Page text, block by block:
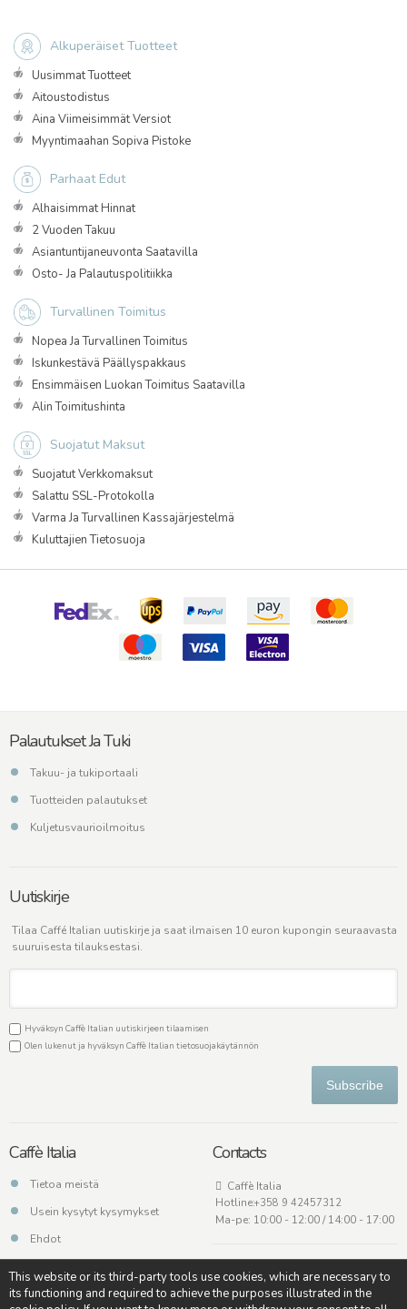
Alkuperäiset Tuotteet
Uusimmat Tuotteet
Aitoustodistus
Aina Viimeisimmät Versiot
Myyntimaahan Sopiva Pistoke
Parhaat Edut
Alhaisimmat Hinnat
2 Vuoden Takuu
Asiantuntijaneuvonta Saatavilla
Osto- Ja Palautuspolitiikka
Turvallinen Toimitus
Nopea Ja Turvallinen Toimitus
Iskunkestävä Päällyspakkaus
Ensimmäisen Luokan Toimitus Saatavilla
Alin Toimitushinta
Suojatut Maksut
Suojatut Verkkomaksut
Salattu SSL-Protokolla
Varma Ja Turvallinen Kassajärjestelmä
Kuluttajien Tietosuoja
Palautukset Ja Tuki
Takuu- ja tukiportaali
Tuotteiden palautukset
Kuljetusvaurioilmoitus
Uutiskirje
Tilaa Caffé Italian uutiskirje ja saat ilmaisen 10 euron kupongin seuraavasta
suuruisesta tilauksestasi.
Hyväksyn Caffè Italian uutiskirjeen tilaamisen
Olen lukenut ja hyväksyn Caffè Italian tietosuojakäytännön
Subscribe
Caffè Italia
Tietoa meistä
Usein kysytyt kysymykset
Ehdot
Contacts
Caffè Italia
Hotline:+358 9 42457312
Ma-pe: 10:00 - 12:00 / 14:00 - 17:00
This website or its third-party tools use cookies, which are necessary to
its functioning and required to achieve the purposes illustrated in the